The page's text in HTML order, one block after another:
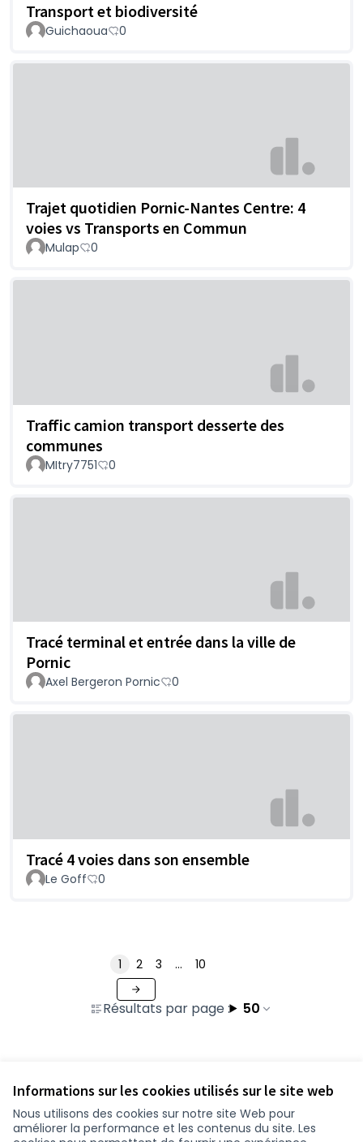
Informations sur les cookies utilisés sur le site web
Nous utilisons des cookies sur notre site Web pour
améliorer la performance et les contenus du site. Les
Transport et biodiversité
Guichaoua 0
Trajet quotidien Pornic-Nantes Centre: 4
voies vs Transports en Commun
Mulap 0
Traffic camion transport desserte des
communes
MItry7751 0
Tracé terminal et entrée dans la ville de
Pornic
Axel Bergeron Pornic 0
Tracé 4 voies dans son ensemble
Le Goff 0
Résultats par page : 50
1 2 3 … 10
Conditions d'utilisation